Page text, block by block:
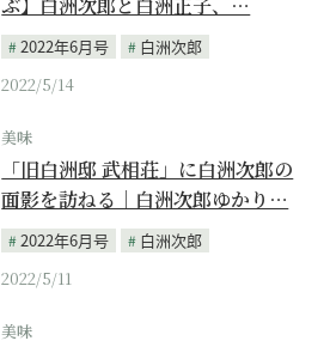
2022年6月号
白洲次郎
2022/5/14
美味
「旧白洲邸 武相荘」に白洲次郎の
面影を訪ねる｜白洲次郎ゆかり…
2022年6月号
白洲次郎
2022/5/11
美味